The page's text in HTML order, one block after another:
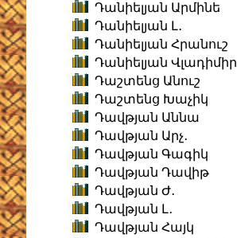
Դանիելյան Արմինե
Դանիելյան Լ․
Դանիելյան Հրանուշ
Դանիելյան Վլադիմիր
Դաշտենց Անուշ
Դաշտենց Խաչիկ
Դավթյան Աննա
Դավթյան Արչ․
Դավթյան Գագիկ
Դավթյան Դավիթ
Դավթյան Ժ․
Դավթյան Լ․
Դավթյան Հայկ